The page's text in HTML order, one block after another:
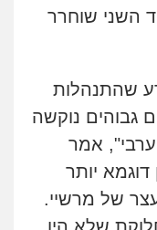
החשוד השני שוחרר
שהתנהלות
גבוהים נוקשה
אמר
יותר
של מרשיי.